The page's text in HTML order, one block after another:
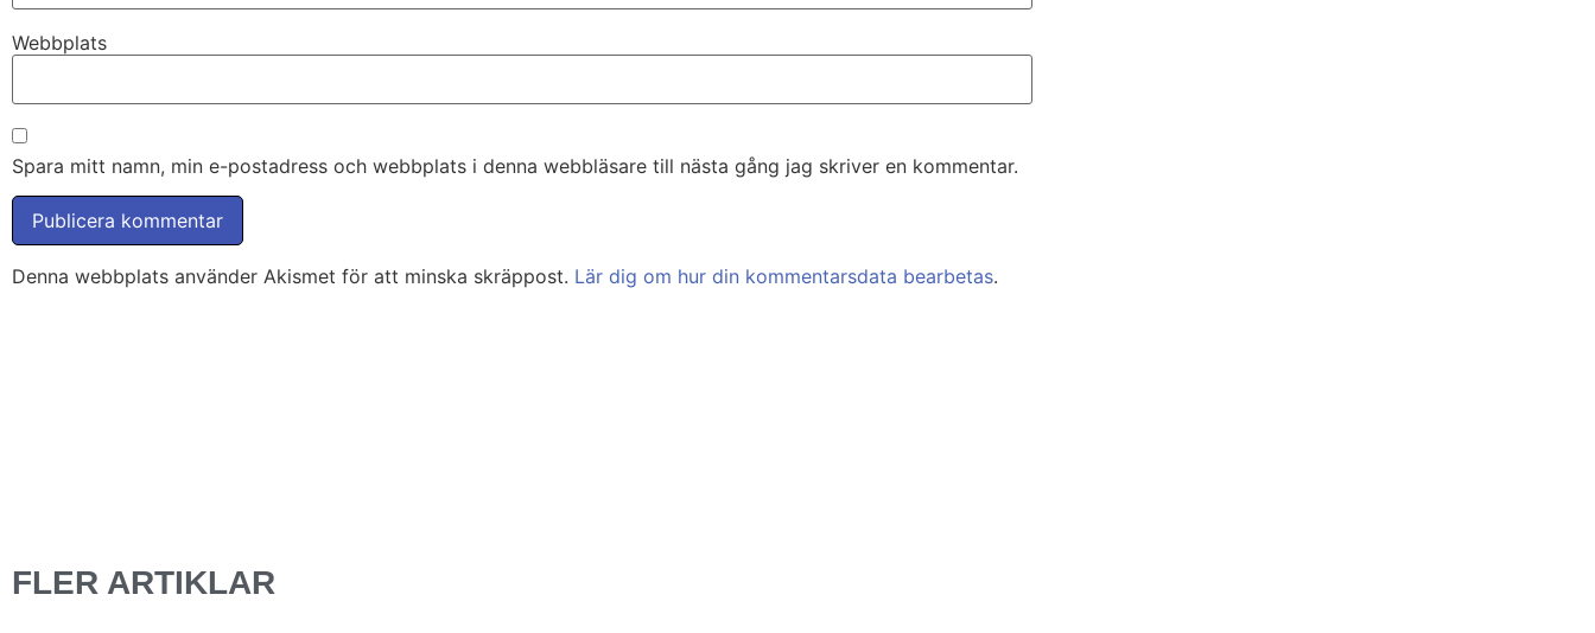
Webbplats
Spara mitt namn, min e-postadress och webbplats i denna webbläsare till nästa gång jag skriver en kommentar.
Denna webbplats använder Akismet för att minska skräppost. Lär dig om hur din kommentarsdata bearbetas.
FLER ARTIKLAR